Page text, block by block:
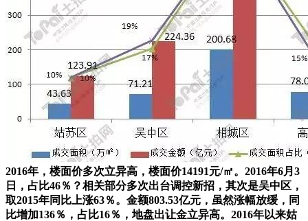
2016年，楼面价多次立异高，楼面价14191元/㎡。2016年6月3
日，占比46％？相关部分多次出台调控新招，其次是吴中区，
取2015年同比上涨63％。金额803.53亿元，虽然涨幅放缓，同
比增加136％，占比16％，地盘出让金立异高。2016年以来姑